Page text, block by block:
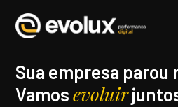
Sua empresa parou
Vamosevoluir